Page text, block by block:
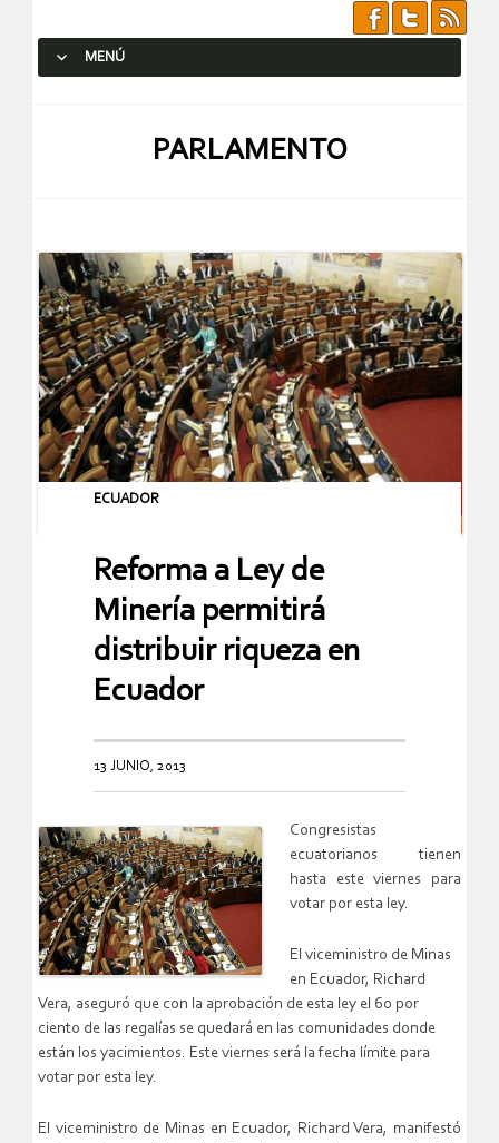
MENÚ
PARLAMENTO
ECUADOR
Reforma a Ley de
Minería permitirá
distribuir riqueza en
Ecuador
13 JUNIO, 2013
Congresistas
ecuatorianos tienen
hasta este viernes para
votar por esta ley.
El viceministro de Minas
en Ecuador, Richard
Vera, aseguró que con la aprobación de esta ley el 60 por
ciento de las regalías se quedará en las comunidades donde
están los yacimientos. Este viernes será la fecha límite para
votar por esta ley.
El viceministro de Minas en Ecuador, Richard Vera, manifestó